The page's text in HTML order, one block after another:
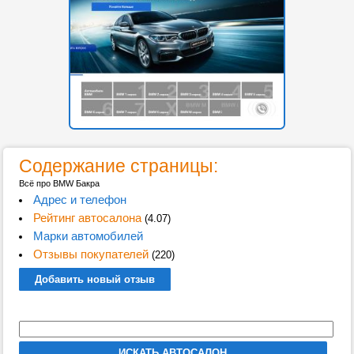
Содержание страницы:
Всё про BMW Бакра
Адрес и телефон
Рейтинг автосалона(4.07)
Марки автомобилей
Отзывы покупателей(220)
Добавить новый отзыв